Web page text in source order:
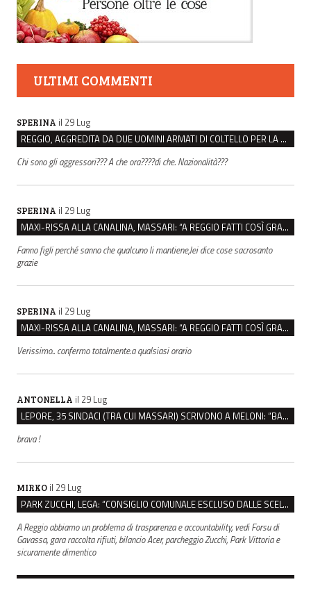
ULTIMI COMMENTI
SPERINA il 29 Lug
REGGIO, AGGREDITA DA DUE UOMINI ARMATI DI COLTELLO PER LA BORSA: LEI REAGISCE E LI FA SCAPPARE
Chi sono gli aggressori??? A che ora????di che. Nazionalità???
SPERINA il 29 Lug
MAXI-RISSA ALLA CANALINA, MASSARI: “A REGGIO FATTI COSÌ GRAVI NON DEVONO TROVARE SPAZIO”
Fanno figli perché sanno che qualcuno li mantiene,lei dice cose sacrosanto
grazie
SPERINA il 29 Lug
MAXI-RISSA ALLA CANALINA, MASSARI: “A REGGIO FATTI COSÌ GRAVI NON DEVONO TROVARE SPAZIO”
Verissimo.. confermo totalmente.a qualsiasi orario
ANTONELLA il 29 Lug
LEPORE, 35 SINDACI (TRA CUI MASSARI) SCRIVONO A MELONI: “BASTA ATTACCHI ISTITUZIONALI”
brava !
MIRKO il 29 Lug
PARK ZUCCHI, LEGA: “CONSIGLIO COMUNALE ESCLUSO DALLE SCELTE, PRETENDIAMO TUTTI GLI ATTI”
A Reggio abbiamo un problema di trasparenza e accountability, vedi Forsu di
Gavassa, gara raccolta rifiuti, bilancio Acer, parcheggio Zucchi, Park Vittoria e
sicuramente dimentico